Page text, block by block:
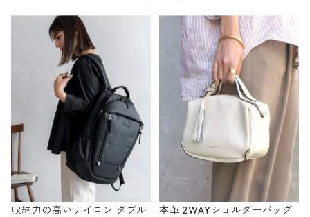
収納力の高いナイロン ダブル
本革 2WAYショルダーバッグ